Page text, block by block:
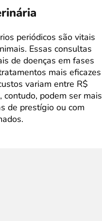
periódicos são vitais
Essas consultas
de doenças em fases
mais eficazes
variam entre R$
podem ser mais
de prestígio ou com